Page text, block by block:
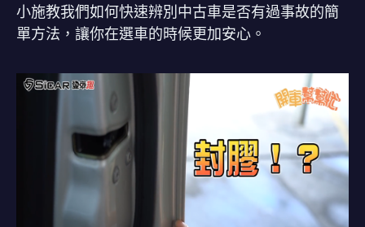
小施教我們如何快速辨別中古車是否有過事故的簡
單方法，讓你在選車的時候更加安心。